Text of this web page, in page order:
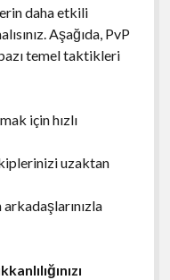
daha etkili
Aşağıda, PvP
temel taktikleri
için hızlı
uzaktan